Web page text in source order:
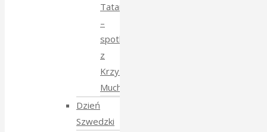
Tatarski
–
spotkanie
z
Krzysztofem
Mucharskim
Dzień
Szwedzki